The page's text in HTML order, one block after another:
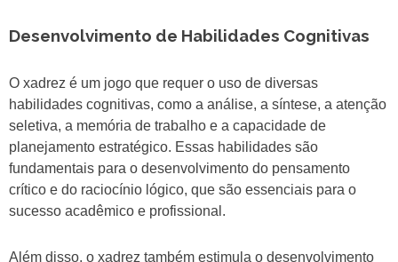
Desenvolvimento de Habilidades Cognitivas
O xadrez é um jogo que requer o uso de diversas
habilidades cognitivas, como a análise, a síntese, a atenção
seletiva, a memória de trabalho e a capacidade de
planejamento estratégico. Essas habilidades são
fundamentais para o desenvolvimento do pensamento
crítico e do raciocínio lógico, que são essenciais para o
sucesso acadêmico e profissional.
Além disso, o xadrez também estimula o desenvolvimento